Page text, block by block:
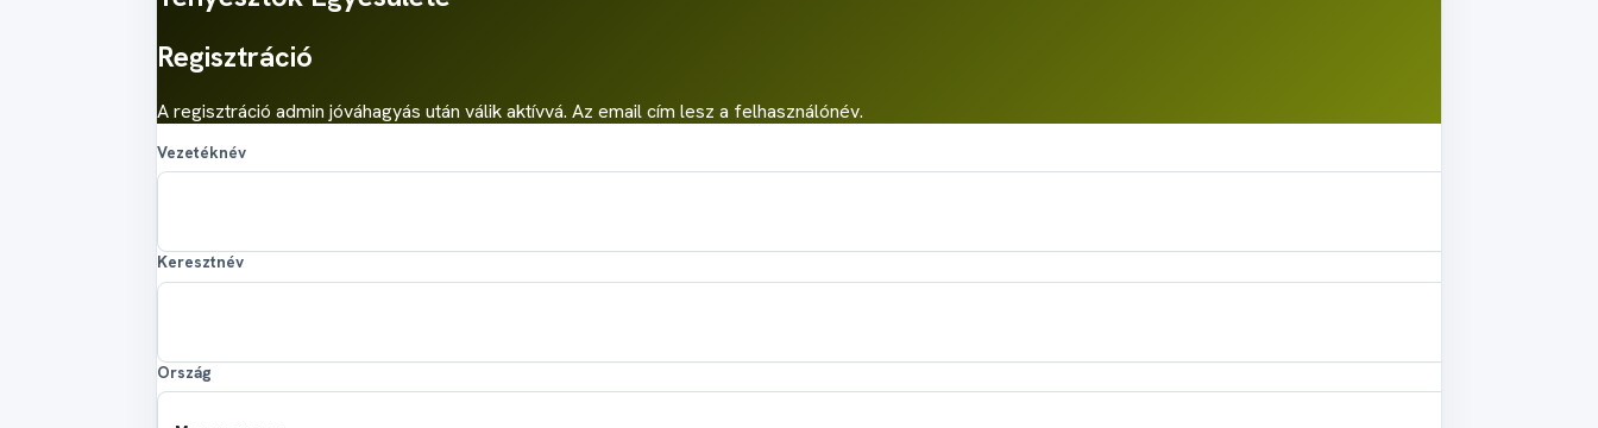
Regisztráció
A regisztráció admin jóváhagyás után válik aktívvá. Az email cím lesz a felhasználónév.
Vezetéknév
Keresztnév
Ország